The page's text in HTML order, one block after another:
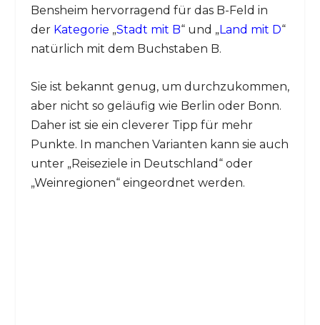
Bensheim hervorragend für das B-Feld in
der Kategorie „Stadt mit B“ und „Land mit D“
natürlich mit dem Buchstaben B.
Sie ist bekannt genug, um durchzukommen,
aber nicht so geläufig wie Berlin oder Bonn.
Daher ist sie ein cleverer Tipp für mehr
Punkte. In manchen Varianten kann sie auch
unter „Reiseziele in Deutschland“ oder
„Weinregionen“ eingeordnet werden.